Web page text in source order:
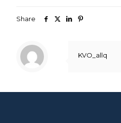
Share
KVO_allq